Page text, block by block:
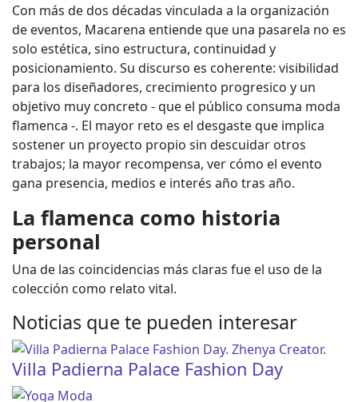
Con más de dos décadas vinculada a la organización
de eventos, Macarena entiende que una pasarela no es
solo estética, sino estructura, continuidad y
posicionamiento. Su discurso es coherente: visibilidad
para los diseñadores, crecimiento progresico y un
objetivo muy concreto - que el público consuma moda
flamenca -. El mayor reto es el desgaste que implica
sostener un proyecto propio sin descuidar otros
trabajos; la mayor recompensa, ver cómo el evento
gana presencia, medios e interés año tras año.
La flamenca como historia
personal
Una de las coincidencias más claras fue el uso de la
colección como relato vital.
Noticias que te pueden interesar
Villa Padierna Palace Fashion Day